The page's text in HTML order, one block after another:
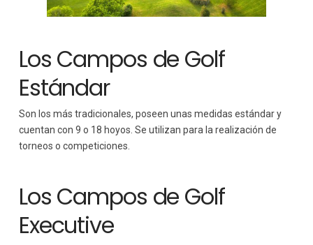
Los Campos de Golf
Estándar
Son los más tradicionales, poseen unas medidas estándar y
cuentan con 9 o 18 hoyos. Se utilizan para la realización de
torneos o competiciones.
Los Campos de Golf
Executive